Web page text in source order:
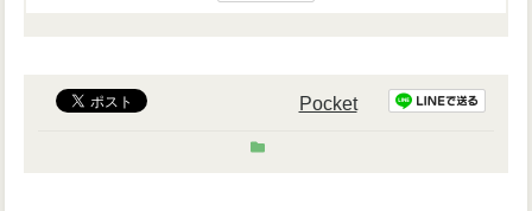
Pocket